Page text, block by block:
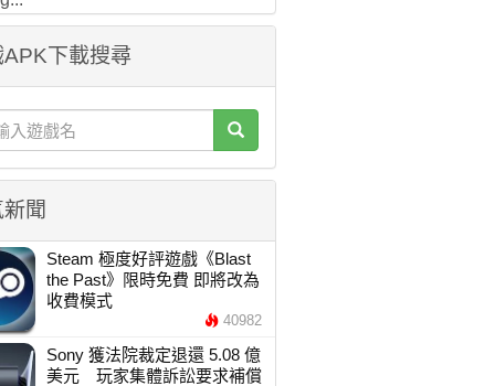
下載搜尋
聞
Steam 極度好評遊戲《Blast
the Past》限時免費 即將改為
收費模式
40982
Sony 獲法院裁定退還 5.08 億
美元 玩家集體訴訟要求補償